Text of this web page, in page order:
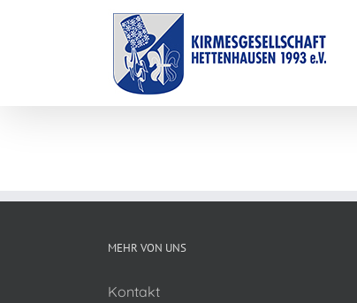
MEHR VON UNS
Kontakt